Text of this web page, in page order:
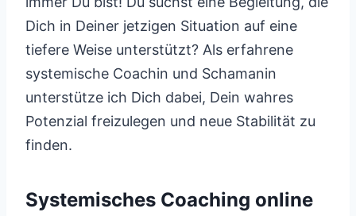
Dich in Deiner jetzigen Situation auf eine
tiefere Weise unterstützt? Als erfahrene
systemische Coachin und Schamanin
unterstütze ich Dich dabei, Dein wahres
Potenzial freizulegen und neue Stabilität zu
finden.
Systemisches Coaching online